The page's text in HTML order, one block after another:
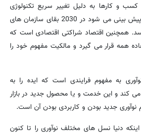
کسب و کارها به دلیل تغییر سریع تکنولوژی
بسیار کوتاه است، افزود: پیش بینی می شود در 2030 بقای سازمان های
5 سال بررسد. همچنین اقتصاد شراکتی اقتصادی است که
همه قرار می گیرد و مالکیت مفهوم خود را
به مفهوم فرایندی است که ایده را به
کند و این خدمت و یا محصول جدید در بازار
نوآوری جدید بودن و کاربردی بودن آن است.
دنیا نسل های مختلف نوآوری را تا کنون